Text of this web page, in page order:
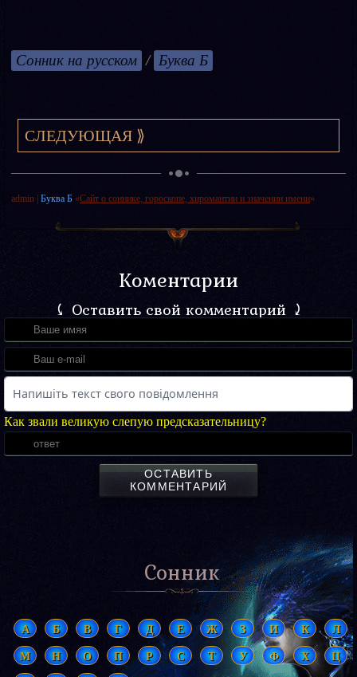
Сонник на русском / Буква Б
СЛЕДУЮЩАЯ ⟫
admin Буква Б «Сайт о соннике, гороскопе, хиромантии и значении именн»
Коментарии
⤹ Оставить свой комментарий ⤸
Как звали великую слепую предсказательницу?
ОСТАВИТЬ
КОММЕНТАРИЙ
Сонник
А Б В Г Д Е Ж З И К Л
М Н О П Р С Т У Ф Х Ц